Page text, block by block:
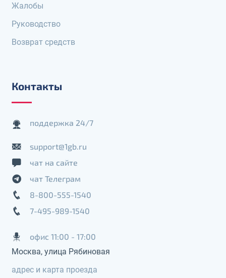
Жалобы
Руководство
Возврат средств
Контакты
поддержка 24/7
support@1gb.ru
чат на сайте
чат Телеграм
8-800-555-1540
7-495-989-1540
офис 11:00 - 17:00
Москва, улица Рябиновая
адрес и карта проезда